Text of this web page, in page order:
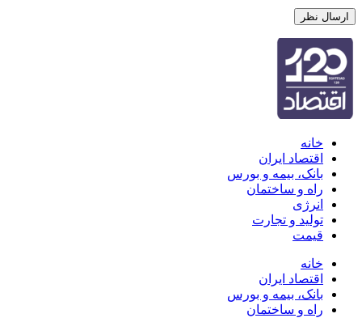
خانه
اقتصاد ایران
بانک، بیمه و بورس
راه و ساختمان
انرژی
تولید و تجارت
قیمت
خانه
اقتصاد ایران
بانک، بیمه و بورس
راه و ساختمان